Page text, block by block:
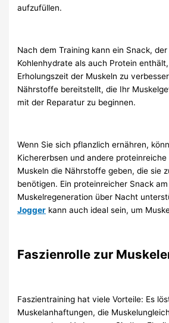
aufzufüllen.
Nach dem Training kann ein Snack,
Kohlenhydrate als auch Protein
Erholungszeit der Muskeln zu
Nährstoffe bereitstellt, die Ihr
mit der Reparatur zu beginnen.
Wenn Sie sich pflanzlich ernähren,
Kichererbsen und andere
Muskeln die Nährstoffe geben, die sie
benötigen. Ein proteinreicher Snack
Muskelregeneration über Nacht
Jogger kann auch ideal sein, um
Faszienrolle zur
Faszientraining hat viele Vorteile: Es
Muskelanhaftungen, die